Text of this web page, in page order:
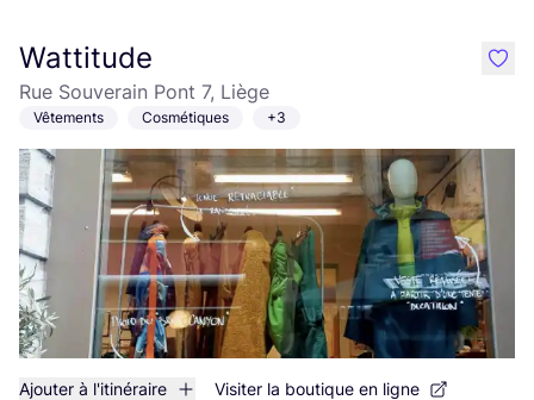
Wattitude
Rue Souverain Pont 7, Liège
Vêtements Cosmétiques +3
Ajouter à l'itinéraire Visiter la boutique en ligne
like